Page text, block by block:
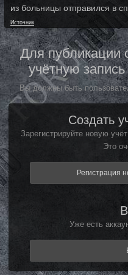
из больницы отправился в
Источник
Для публикации
учётную
Вы должны быть
Создать
Зарегистрируйте новую
Это
Регистрация
Уже есть